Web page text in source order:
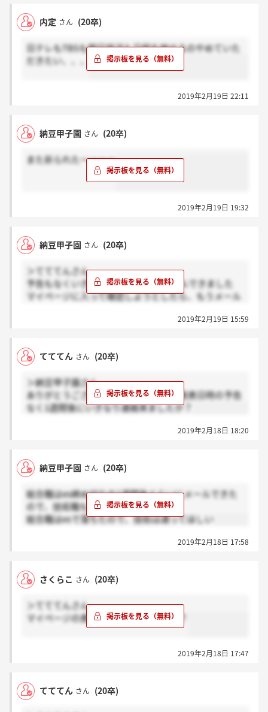
内定 さん (20卒)
日テレもTBSも朝日放送も日程を被せるのやめていた
だきたい、、、
2019年2月19日 22:11
納豆甲子園 さん (20卒)
また祈られたーーーー
2019年2月19日 19:32
納豆甲子園 さん (20卒)
＞てててんさん
予告もなくいきなり18時くらいにメールできました
マイページに入って確認しようとしたら、もうメール
技術職ではメールを見る時にもう心の準備をしときま
2019年2月19日 15:59
てててん さん (20卒)
＞納豆甲子園さん
ありがとうございます！総合職の時は発表日時の予告
なく1週間後にいきなり連絡来ましたか？
2019年2月18日 18:20
納豆甲子園 さん (20卒)
総合職はes締め切りの1週間後ぐらいにメールできた
ので、技術職もそれくらいかと
総合職はesで落ちたので、技術は通ってほしい
2019年2月18日 17:58
さくらこ さん (20卒)
＞てててんさん
マイページの表示変わりませんよね？？
2019年2月18日 17:47
てててん さん (20卒)